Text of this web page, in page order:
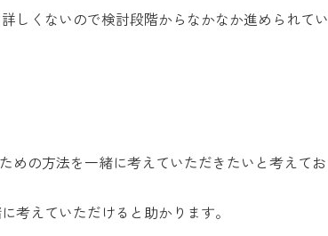
しくないので検討段階からなかなか進められてい
めの方法を一緒に考えていただきたいと考えてお
考えていただけると助かります。​